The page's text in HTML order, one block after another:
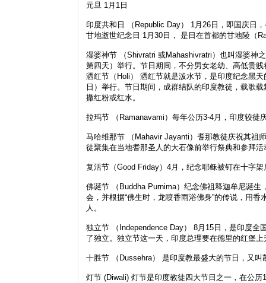
元旦 1月1日
印度共和日 （Republic Day） 1月26日，即国庆日
甘地逝世纪念日 1月30日， 是日在首都的甘地陵（
湿婆神节 （Shivratri 或Mahashivratri）也叫湿婆神
第四天）举行。节日期间，不分男女老幼、高低贵贱
洒红节（Holi） 洒红节就是泼水节，是印度纪念黑
日）举行。节日期间，成群结队的印度教徒，载歌
撒红粉或红水。
拉玛节 （Ramanavami）每年公历3-4月，印度较徒
马哈维那节 （Mahavir Jayanti）耆那教徒庆祝其祖
徒聚集在当地耆那圣人的大石像前举行祭典和参拜活
复活节（Good Friday）4月，纪念耶稣被钉在十字
佛诞节 （Buddha Purnima）纪念佛祖释迦牟尼诞
会，并根据“佛生时，龙喷香雨浴佛身”的传说，用
人。
独立节 （Independence Day） 8月15日，是印度全
了独立。独立节这一天，印度总理要在德里的红堡
十胜节 （Dussehra） 是印度教最盛大的节日，又
灯节 (Diwali) 灯节是印度教徒四大节日之一，在公